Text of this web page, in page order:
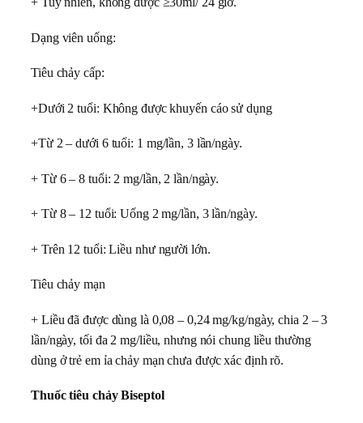
Dạng viên uống:
Tiêu chảy cấp:
+Dưới 2 tuổi: Không được khuyến cáo sử dụng
+Từ 2 – dưới 6 tuổi: 1 mg/lần, 3 lần/ngày.
+ Từ 6 – 8 tuổi: 2 mg/lần, 2 lần/ngày.
+ Từ 8 – 12 tuổi: Uống 2 mg/lần, 3 lần/ngày.
+ Trên 12 tuổi: Liều như người lớn.
Tiêu chảy mạn
+ Liều đã được dùng là 0,08 – 0,24 mg/kg/ngày, chia 2 – 3
lần/ngày, tối đa 2 mg/liều, nhưng nói chung liều thường
dùng ở trẻ em ỉa chảy mạn chưa được xác định rõ.
Thuốc tiêu chảy Biseptol